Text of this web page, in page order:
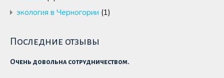
экология в Черногории (1)
Последние отзывы
Очень довольна сотрудничеством.